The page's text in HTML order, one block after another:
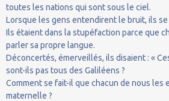
toutes les nations qui sont sous le ciel.
Lorsque les gens entendirent le bruit, ils
Ils étaient dans la stupéfaction parce que
parler sa propre langue.
Déconcertés, émerveillés, ils disaient : «
sont-ils pas tous des Galiléens ?
Comment se fait-il que chacun de nous les
maternelle ?